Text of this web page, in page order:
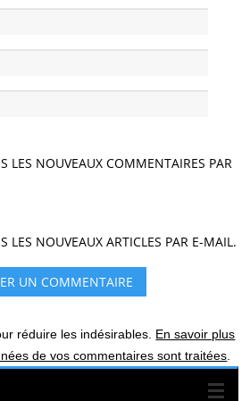
LES NOUVEAUX COMMENTAIRES PAR
LES NOUVEAUX ARTICLES PAR E-MAIL.
réduire les indésirables. En savoir plus
de vos commentaires sont traitées.